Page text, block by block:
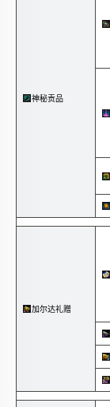
神秘贡品
加尔达礼赠